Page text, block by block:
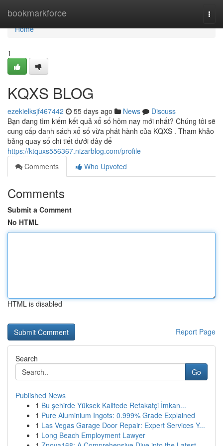
bookmarkforce
Home
Home
1
KQXS BLOG
ezekielksjf467442 55 days ago News
Discuss
Bạn đang tìm kiếm kết quả xổ số hôm nay mới nhất? Chúng tôi sẽ
cung cấp danh sách xổ số vừa phát hành của KQXS . Tham khảo
bảng quay số chi tiết dưới đây để
https://ktquxs556367.nizarblog.com/profile
Comments
Who Upvoted
Comments
Submit a Comment
No HTML
HTML is disabled
Report Page
Search
Go
Published News
1 Bu şehirde Yüksek Kalitede Refakatçi İmkan...
1 Pure Aluminium Ingots: 0.999% Grade Explained
1 Las Vegas Garage Door Repair: Expert Services Y...
1 Long Beach Employment Lawyer